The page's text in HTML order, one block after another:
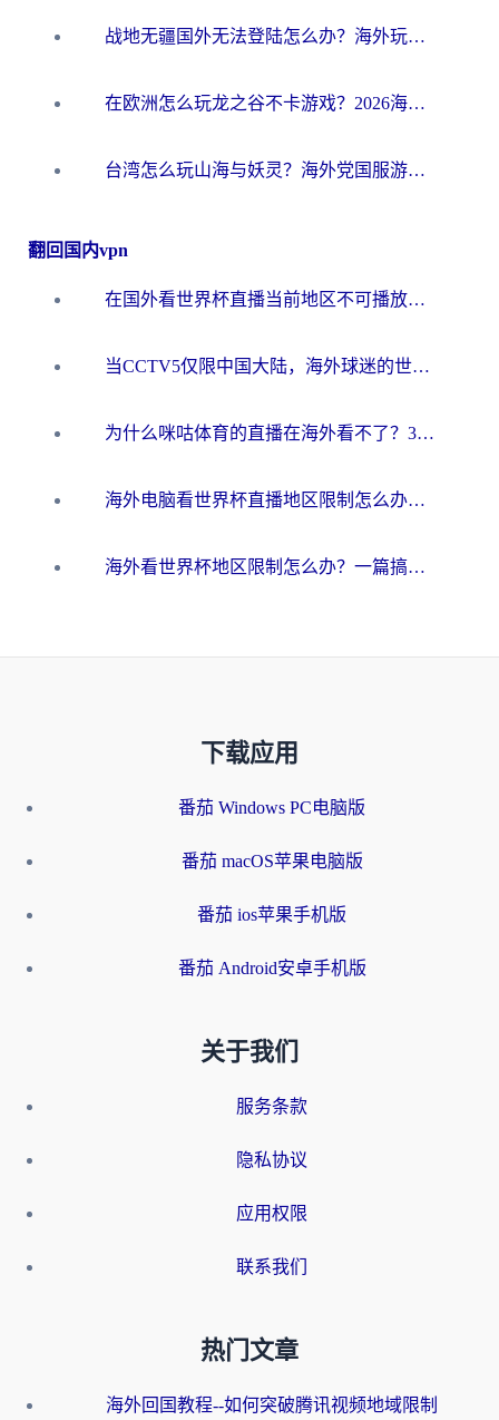
战地无疆国外无法登陆怎么办？海外玩家国服畅玩终极指南（附欧服魔兽EVE加速方案）
在欧洲怎么玩龙之谷不卡游戏？2026海外党国服游戏加速全攻略
台湾怎么玩山海与妖灵？海外党国服游戏加速全攻略，告别延迟卡顿
翻回国内vpn
在国外看世界杯直播当前地区不可播放？海外党必看的回国加速全攻略
当CCTV5仅限中国大陆，海外球迷的世界杯狂欢如何继续？
为什么咪咕体育的直播在海外看不了？3步解决海外看世界杯+抖音地区限制难题
海外电脑看世界杯直播地区限制怎么办？你需要一个聪明的加速器
海外看世界杯地区限制怎么办？一篇搞定咪咕视频播放+国内资源无缝访问指南
下载应用
番茄 Windows PC电脑版
番茄 macOS苹果电脑版
番茄 ios苹果手机版
番茄 Android安卓手机版
关于我们
服务条款
隐私协议
应用权限
联系我们
热门文章
海外回国教程--如何突破腾讯视频地域限制